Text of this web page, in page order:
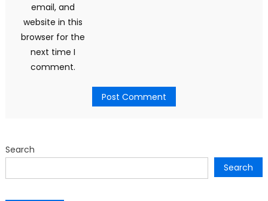
email, and
website in this
browser for the
next time I
comment.
Search
Search